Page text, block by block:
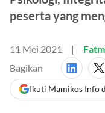
Psikologi,
peserta yang
Bagikan
Ikuti Mamikos Info